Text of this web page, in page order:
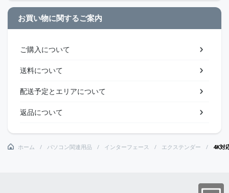
お買い物に関するご案内
ご購入について
送料について
配送予定とエリアについて
返品について
ホーム パソコン関連用品 インターフェース エクステンダー 4K対